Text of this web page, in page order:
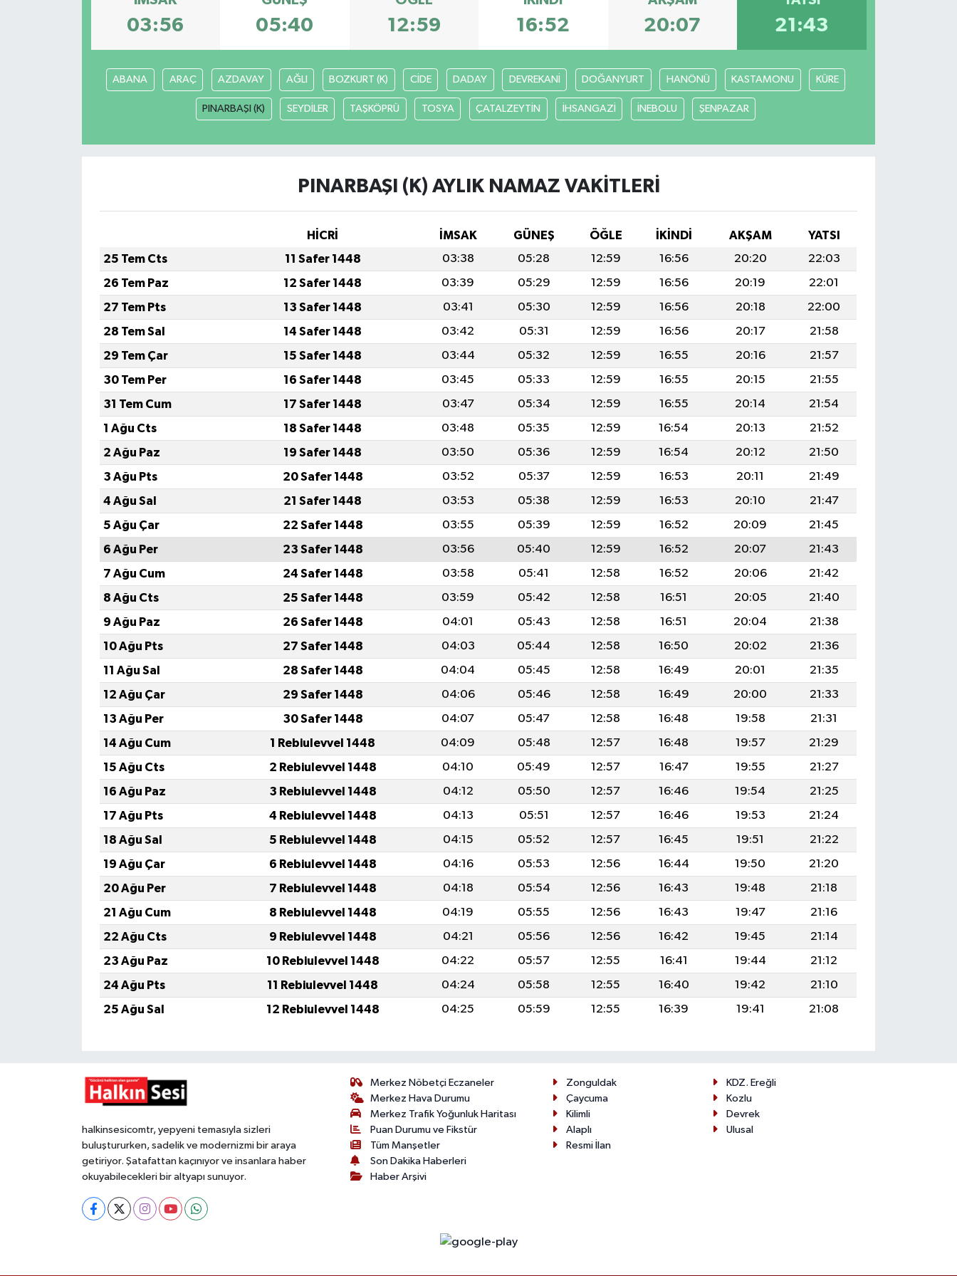
03:56 05:40 12:59 16:52 20:07 21:43
ABANA ARAÇ AZDAVAY AĞLI BOZKURT (K) CİDE DADAY DEVREKANİ DOĞANYURT HANÖNÜ KASTAMONU KÜRE
PINARBAŞI (K) SEYDİLER TAŞKÖPRÜ TOSYA ÇATALZEYTİN İHSANGAZİ İNEBOLU ŞENPAZAR
PINARBAŞI (K) AYLIK NAMAZ VAKITLERI
HİCRİ İMSAK GÜNEŞ ÖĞLE İKINDI AKŞAM
YATSI
25 Tem Cts
11 Safer 1448 03:38 05:28 12:59 16:56 20:20
22:03
26 Tem Paz
12 Safer 1448 03:39 05:29 12:59 16:56 20:19
22:01
27 Tem Pts
13 Safer 1448 03:41 05:30 12:59 16:56 20:18
22:00
28 Tem Sal
14 Safer 1448 03:42 05:31 12:59 16:56 20:17
21:58
29 Tem Çar
15 Safer 1448 03:44 05:32 12:59 16:55 20:16
21:57
30 Tem Per
16 Safer 1448 03:45 05:33 12:59 16:55 20:15
21:55
31 Tem Cum
17 Safer 1448 03:47 05:34 12:59 16:55 20:14
21:54
1 Ağu Cts
18 Safer 1448 03:48 05:35 12:59 16:54 20:13
21:52
2 Ağu Paz
19 Safer 1448 03:50 05:36 12:59 16:54 20:12
21:50
3 Ağu Pts
20 Safer 1448 03:52 05:37 12:59 16:53 20:11
21:49
4 Ağu Sal
21 Safer 1448 03:53 05:38 12:59 16:53 20:10
21:47
5 Ağu Çar
22 Safer 1448 03:55 05:39 12:59 16:52 20:09
21:45
6 Ağu Per
23 Safer 1448 03:56 05:40 12:59 16:52 20:07
21:43
7 Ağu Cum
24 Safer 1448 03:58 05:41 12:58 16:52 20:06
21:42
8 Ağu Cts
25 Safer 1448 03:59 05:42 12:58 16:51 20:05
21:40
9 Ağu Paz
26 Safer 1448 04:01 05:43 12:58 16:51 20:04
21:38
10 Ağu Pts
27 Safer 1448 04:03 05:44 12:58 16:50 20:02
21:36
11 Ağu Sal
28 Safer 1448 04:04 05:45 12:58 16:49 20:01
21:35
12 Ağu Çar
29 Safer 1448 04:06 05:46 12:58 16:49 20:00
21:33
13 Ağu Per
30 Safer 1448 04:07 05:47 12:58 16:48 19:58
21:31
14 Ağu Cum
1 Rebiulevvel 1448 04:09 05:48 12:57 16:48 19:57
21:29
15 Ağu Cts
2 Rebiulevvel 1448 04:10 05:49 12:57 16:47 19:55
21:27
16 Ağu Paz
3 Rebiulevvel 1448 04:12 05:50 12:57 16:46 19:54
21:25
17 Ağu Pts
4 Rebiulevvel 1448 04:13 05:51 12:57 16:46 19:53
21:24
18 Ağu Sal
5 Rebiulevvel 1448 04:15 05:52 12:57 16:45 19:51
21:22
19 Ağu Çar
6 Rebiulevvel 1448 04:16 05:53 12:56 16:44 19:50
21:20
20 Ağu Per
7 Rebiulevvel 1448 04:18 05:54 12:56 16:43 19:48
21:18
21 Ağu Cum
8 Rebiulevvel 1448 04:19 05:55 12:56 16:43 19:47
21:16
22 Ağu Cts
9 Rebiulevvel 1448 04:21 05:56 12:56 16:42 19:45
21:14
23 Ağu Paz
10 Rebiulevvel 1448 04:22 05:57 12:55 16:41 19:44
21:12
24 Ağu Pts
11 Rebiulevvel 1448 04:24 05:58 12:55 16:40 19:42
21:10
25 Ağu Sal
12 Rebiulevvel 1448 04:25 05:59 12:55 16:39 19:41 21:08
halkinsesicomtr, yepyeni temasıyla sizleri
buluştururken, sadelik ve modernizmi bir araya
getiriyor. Şatafattan kaçınıyor ve insanlara haber
okuyabilecekleri bir altyapı sunuyor.
Merkez Nöbetçi Eczaneler
Merkez Hava Durumu
Merkez Trafik Yoğunluk Haritası
Puan Durumu ve Fikstür
Tüm Manşetler
Son Dakika Haberleri
Haber Arşivi
Zonguldak
KDZ. Ereğli
Çaycuma
Kozlu
Kilimli
Devrek
Alaplı
Ulusal
Resmi İlan
Kültür - Sanat